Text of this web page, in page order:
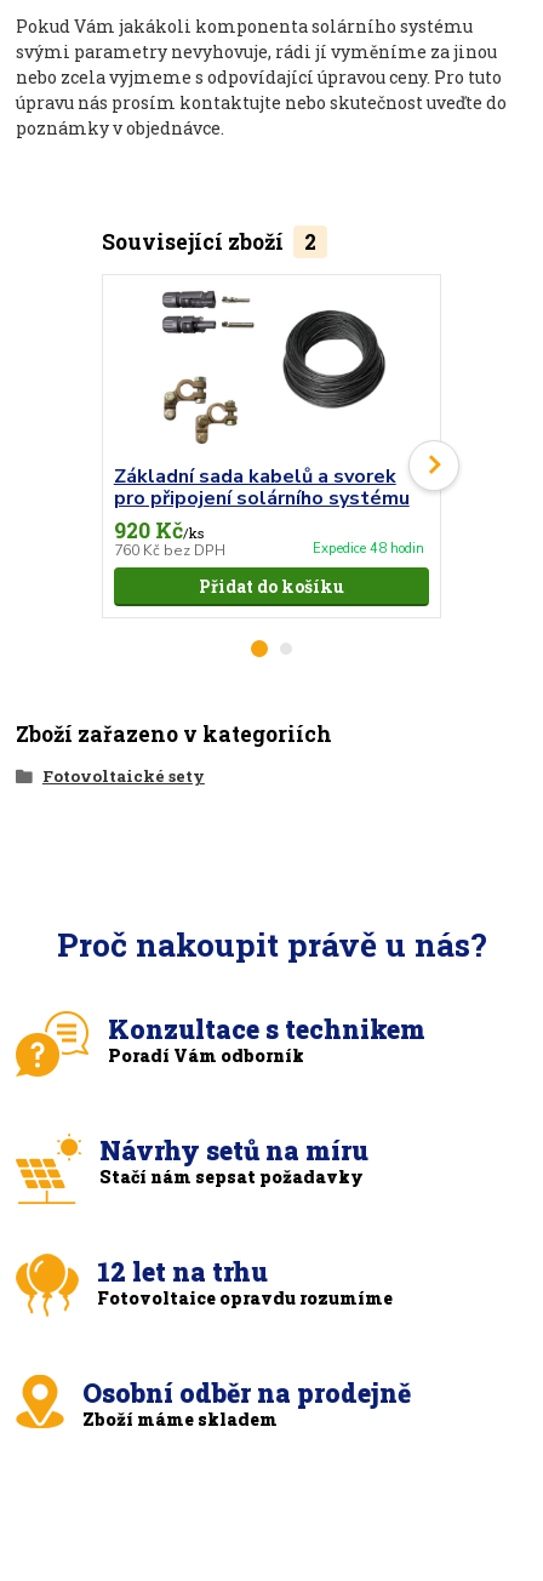
Pokud Vám jakákoli komponenta solárního systému
svými parametry nevyhovuje, rádi jí vyměníme za jinou
nebo zcela vyjmeme s odpovídající úpravou ceny. Pro tuto
úpravu nás prosím kontaktujte nebo skutečnost uveďte do
poznámky v objednávce.
Související zboží 2
Základní sada kabelů a svorek
pro připojení solárního systému
920 Kč/ks
760 Kč bez DPH Expedice 48 hodin
Přidat do košíku
Měnič
Zboží zařazeno v kategoriích
Fotovoltaické sety
Proč nakoupit právě u nás?
Konzultace s technikem
Poradí Vám odborník
Návrhy setů na míru
Stačí nám sepsat požadavky
12 let na trhu
Fotovoltaice opravdu rozumíme
Osobní odběr na prodejně
Zboží máme skladem